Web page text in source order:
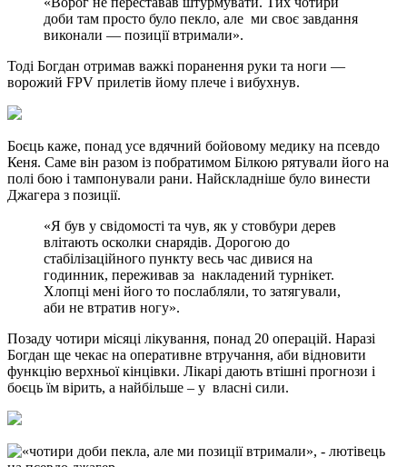
доби там просто було пекло, але ми своє завдання
виконали — позиції втримали».
Тоді Богдан отримав важкі поранення руки та ноги —
ворожий FPV прилетів йому плече і вибухнув.
Боєць каже, понад усе вдячний бойовому медику на псевдо
Кеня. Саме він разом із побратимом Білкою рятували його на
полі бою і тампонували рани. Найскладніше було винести
Джагера з позиції.
«Я був у свідомості та чув, як у стовбури дерев
влітають осколки снарядів. Дорогою до
стабілізаційного пункту весь час дивися на
годинник, переживав за накладений турнікет.
Хлопці мені його то послабляли, то затягували,
аби не втратив ногу».
Позаду чотири місяці лікування, понад 20 операцій. Наразі
Богдан ще чекає на оперативне втручання, аби відновити
функцію верхньої кінцівки. Лікарі дають втішні прогнози і
боєць їм вірить, а найбільше – у власні сили.